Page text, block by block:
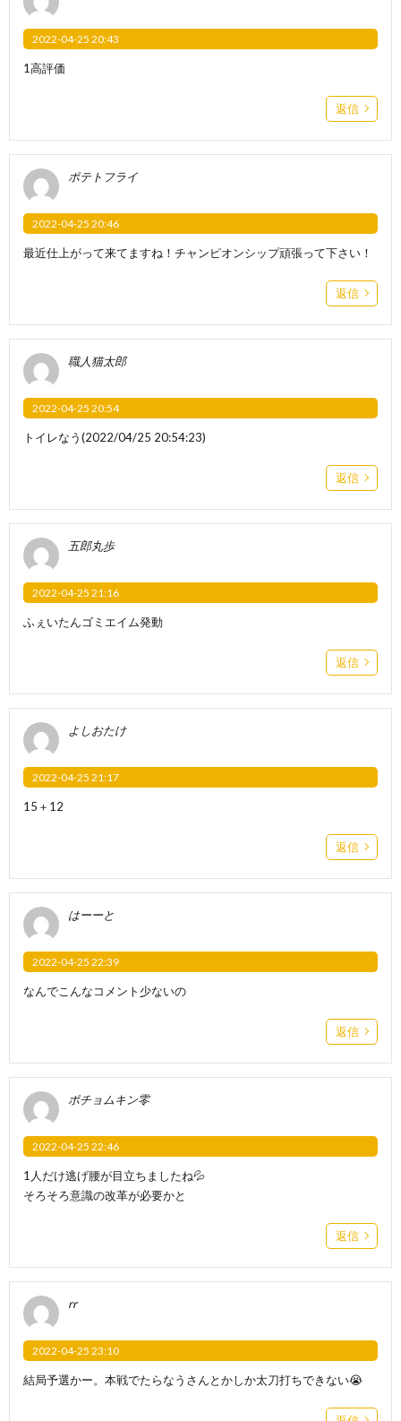
2022-04-25 20:43
1高評価
返信
ポテトフライ
2022-04-25 20:46
最近仕上がって来てますね！チャンピオンシップ頑張って下さい！
返信
職人猫太郎
2022-04-25 20:54
トイレなう(2022/04/25 20:54:23)
返信
五郎丸歩
2022-04-25 21:16
ふぇいたんゴミエイム発動
返信
よしおたけ
2022-04-25 21:17
15＋12
返信
はーーと
2022-04-25 22:39
なんでこんなコメント少ないの
返信
ポチョムキン零
2022-04-25 22:46
1人だけ逃げ腰が目立ちましたね💦
そろそろ意識の改革が必要かと
返信
rr
2022-04-25 23:10
結局予選かー。本戦でたらなうさんとかしか太刀打ちできない😭